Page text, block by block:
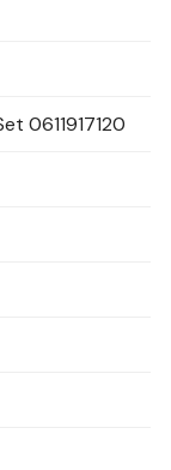
0611917120